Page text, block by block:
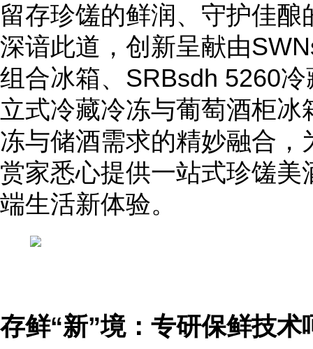
留存珍馐的鲜润、守护佳
深谙此道，创新呈献由
组合冰箱、SRBsdh 5260
立式冷藏冷冻与葡萄酒柜
冻与储酒需求的精妙融合
赏家悉心提供一站式珍馐
端生活新体验。
存鲜“新”境：专研保鲜技术